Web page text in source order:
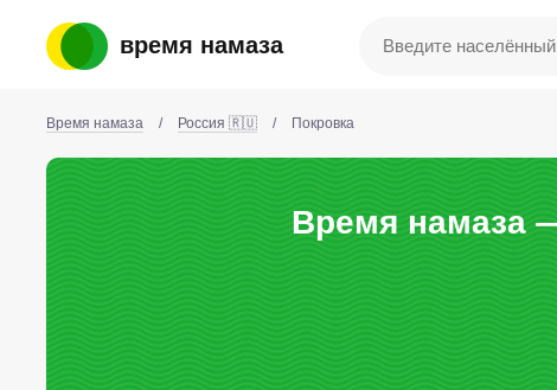
время намаза
Время намаза / Россия 🇷🇺 / Покровка
Время намаза